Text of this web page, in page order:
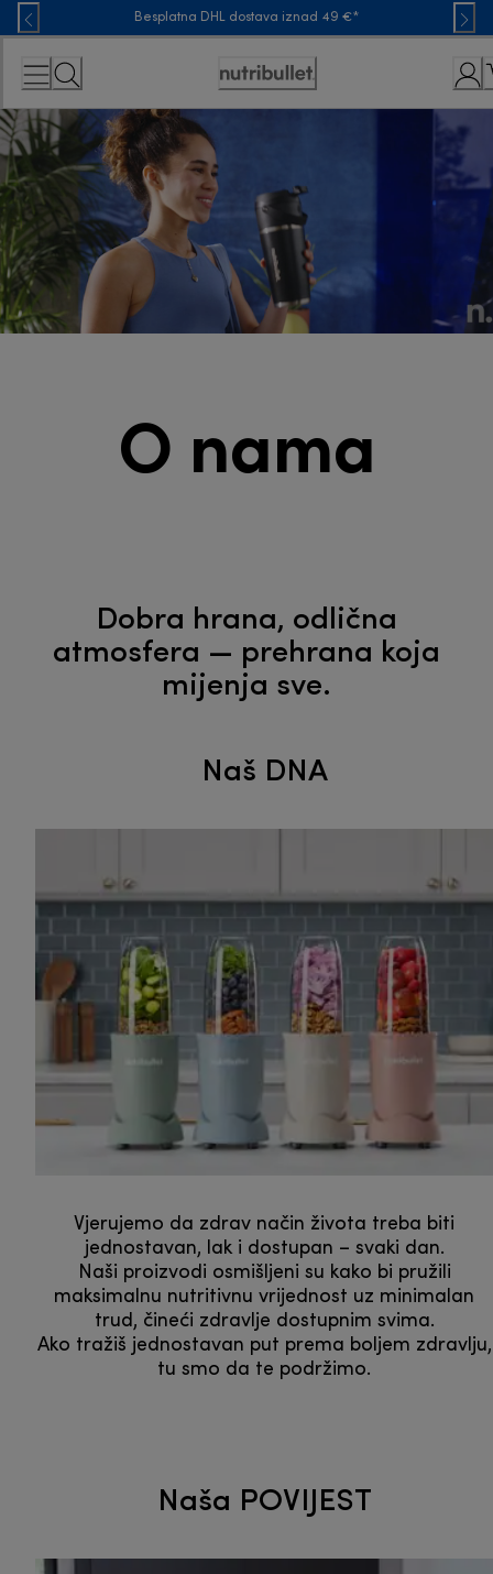
Skip
to
Content
Besplatna DHL dostava iznad 49 €*
Accessibility
Statement
O nama
Dobra hrana, odlična
atmosfera — prehrana koja
mijenja sve.
Naš DNA
Vjerujemo da zdrav način života treba biti
jednostavan, lak i dostupan – svaki dan.
Naši proizvodi osmišljeni su kako bi pružili
maksimalnu nutritivnu vrijednost uz minimalan
trud, čineći zdravlje dostupnim svima.
Ako tražiš jednostavan put prema boljem zdravlju,
tu smo da te podržimo.
Naša POVIJEST